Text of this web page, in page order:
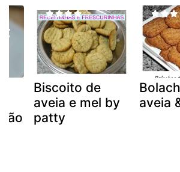
Biscoito de
aveia e mel by
patty
aveia